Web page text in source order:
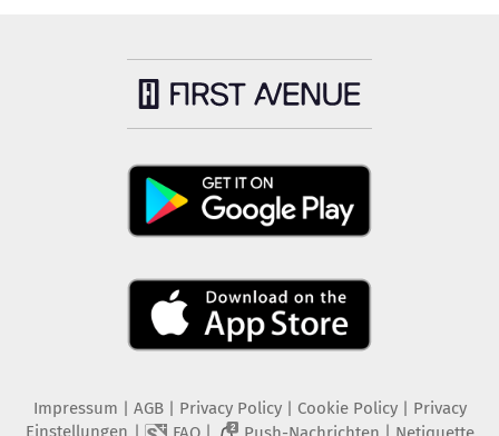
Impressum AGB Privacy Policy| Cookie Policy| Privacy
Einstellungen
| 2